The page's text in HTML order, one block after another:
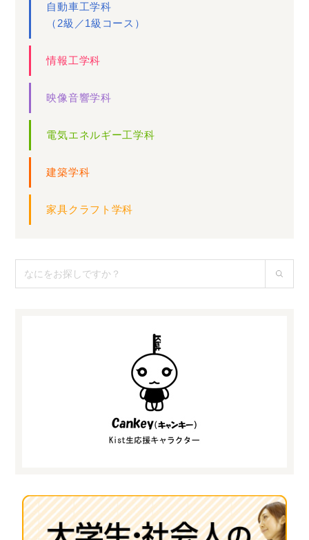
自動車工学科
（2級／1級コース）
情報工学科
映像音響学科
電気エネルギー工学科
建築学科
家具クラフト学科